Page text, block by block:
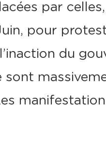
par
pour
du
sont